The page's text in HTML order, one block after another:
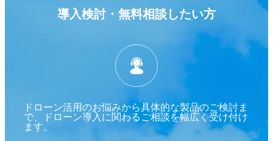
導入検討・ 無料相談したい方
ドローン活用のお悩みから具体的な製品のご検討ま
で、ドローン導入に関わるご相談を幅広く受け付け
ます。